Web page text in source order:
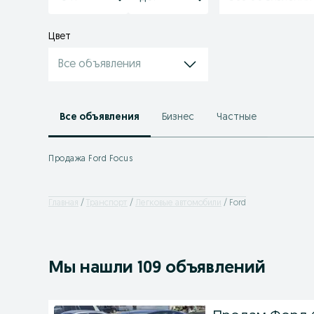
Цвет
Все объявления
Все объявления Бизнес Частные
Продажа Ford Focus
Главная Транспорт Легковые автомобили Ford
Мы нашли 109 объявлений